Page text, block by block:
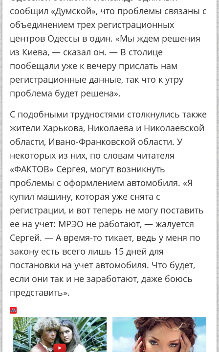
сообщил «Думской», что проблемы связаны с
объединением трех регистрационных
центров Одессы в один. «Мы ждем решения
из Киева, — сказал он. — В столице
пообещали уже к вечеру прислать нам
регистрационные данные, так что к утру
проблема будет решена».
С подобными трудностями столкнулись также
жители Харькова, Николаева и Николаевской
области, Ивано-Франковской области. У
некоторых из них, по словам читателя
«ФАКТОВ» Сергея, могут возникнуть
проблемы с оформлением автомобиля. «Я
купил машину, которая уже снята с
регистрации, и вот теперь не могу поставить
ее на учет: МРЭО не работают, — жалуется
Сергей. — А время-то тикает, ведь у меня по
закону есть всего лишь 15 дней для
постановки на учет автомобиля. Что будет,
если они так и не заработают, даже боюсь
представить».